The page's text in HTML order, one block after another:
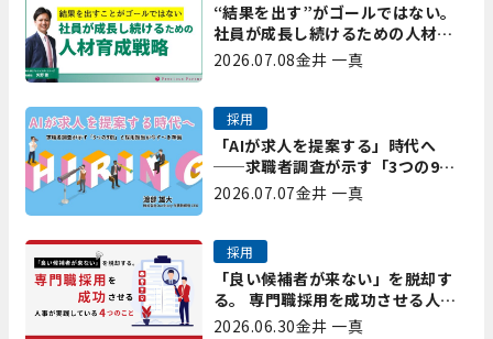
“結果を出す”がゴールではない。
社員が成長し続けるための人材育
成戦略｜プレシャスパートナーズ
2026.07.08金井 一真
「AIが求人を提案する」時代へ
──求職者調査が示す「3つの9
割」と、採用担当が今すべき準備
採用
2026.07.07金井 一真
「良い候補者が来ない」を脱却す
る。 専門職採用を成功させる人事
が実践している4つのこと
採用
2026.06.30金井 一真